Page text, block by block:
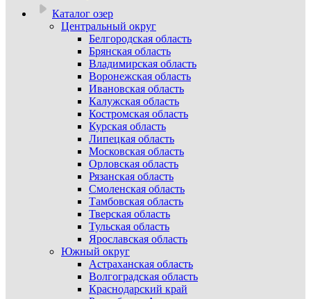
Каталог озер
Центральный округ
Белгородская область
Брянская область
Владимирская область
Воронежская область
Ивановская область
Калужская область
Костромская область
Курская область
Липецкая область
Московская область
Орловская область
Рязанская область
Смоленская область
Тамбовская область
Тверская область
Тульская область
Ярославская область
Южный округ
Астраханская область
Волгоградская область
Краснодарский край